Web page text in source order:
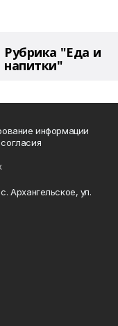
Рубрика "Еда и
напитки"
информации
Архангельское, ул.